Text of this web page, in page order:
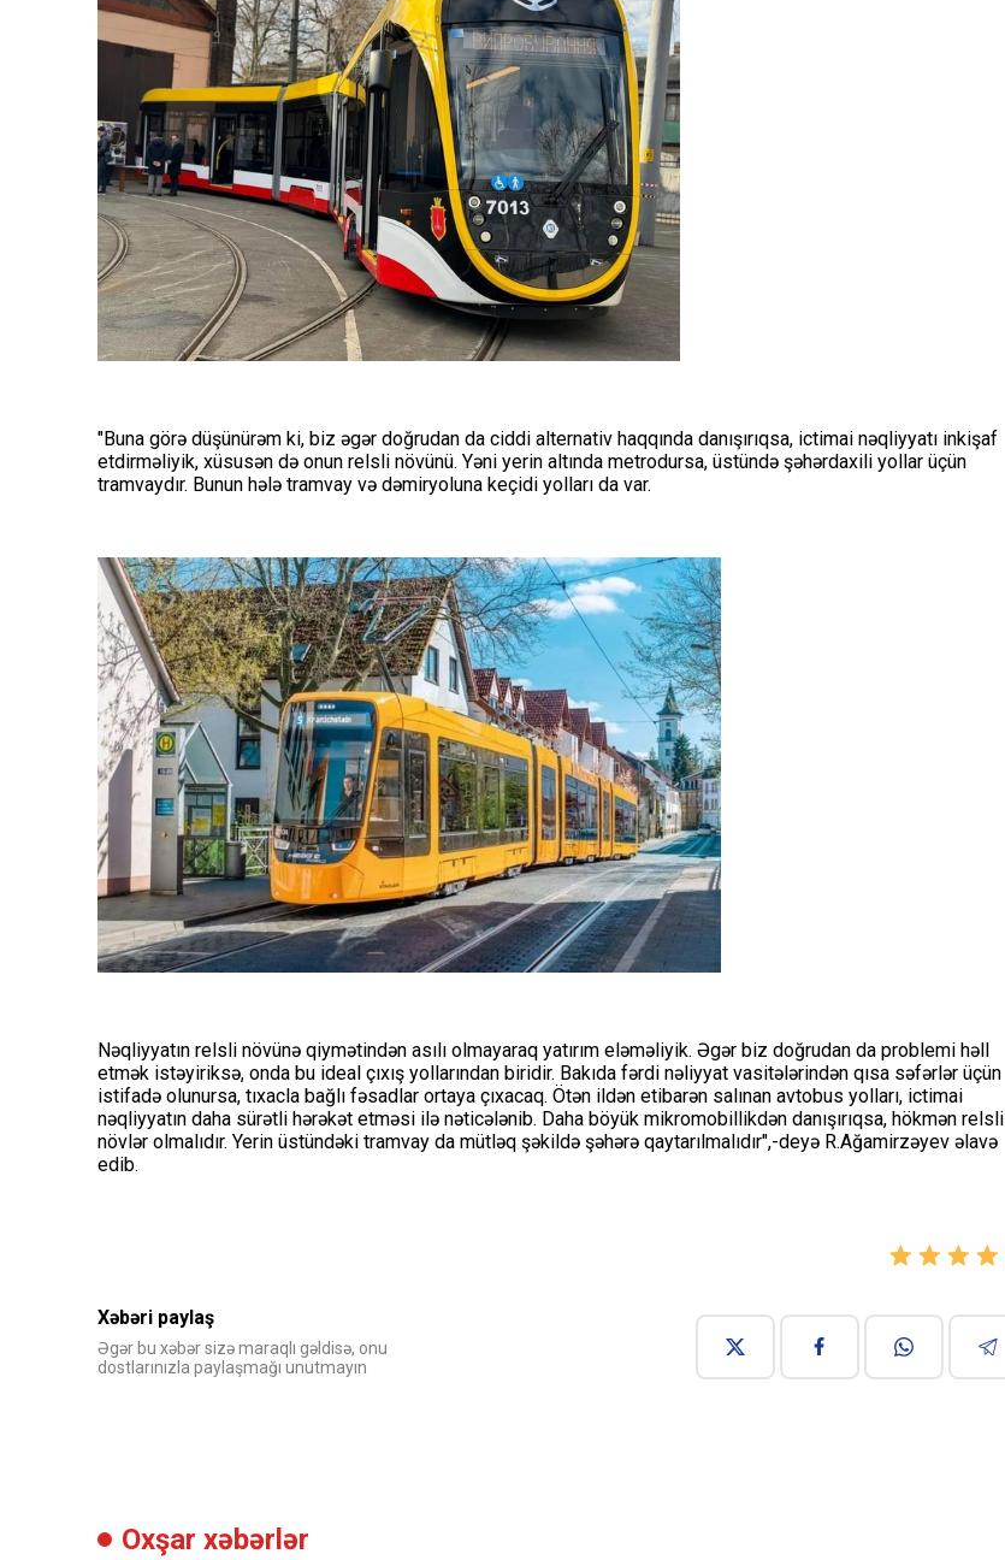
"Buna görə düşünürəm ki, biz əgər doğrudan da ciddi alternativ haqqında danışırıqsa, ictimai nəqliyyatı inkişaf
etdirməliyik, xüsusən də onun relsli növünü. Yəni yerin altında metrodursa, üstündə şəhərdaxili yollar üçün
tramvaydır. Bunun hələ tramvay və dəmiryoluna keçidi yolları da var.
Nəqliyyatın relsli növünə qiymətindən asılı olmayaraq yatırım eləməliyik. Əgər biz doğrudan da problemi həll
etmək istəyiriksə, onda bu ideal çıxış yollarından biridir. Bakıda fərdi nəliyyat vasitələrindən qısa səfərlər üçün
istifadə olunursa, tıxacla bağlı fəsadlar ortaya çıxacaq. Ötən ildən etibarən salınan avtobus yolları, ictimai
nəqliyyatın daha sürətli hərəkət etməsi ilə nəticələnib. Daha böyük mikromobillikdən danışırıqsa, hökmən relsli
növlər olmalıdır. Yerin üstündəki tramvay da mütləq şəkildə şəhərə qaytarılmalıdır",-deyə R.Ağamirzəyev əlavə
edib.
Xəbəri paylaş
Əgər bu xəbər sizə maraqlı gəldisə, onu
dostlarınızla paylaşmağı unutmayın
Oxşar xəbərlər